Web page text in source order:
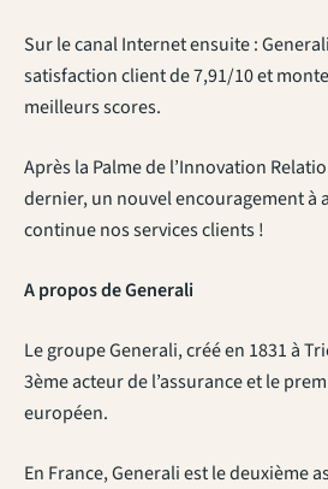
Sur le canal Internet ensuite :
satisfaction client de 7,91/10 et
meilleurs scores.
Après la Palme de l’Innovation
dernier, un nouvel encouragement à
continue nos services clients !
A propos de Generali
Le groupe Generali, créé en 1831 à
3ème acteur de l’assurance et le
européen.
En France, Generali est le deuxième